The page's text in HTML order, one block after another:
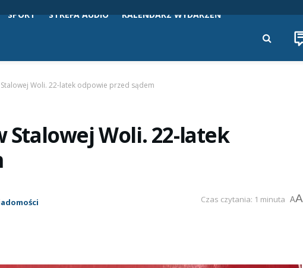
SPORT STREFA AUDIO KALENDARZ WYDARZEŃ
Woli. 22-latek odpowie przed sądem
Stalowej Woli. 22-latek
Czas czytania: 1 minuta AA